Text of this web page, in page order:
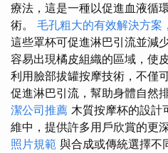
療法，這是一種以促進血液循
術。 毛孔粗大的有效解決方案
這些罩杯可促進淋巴引流並減
容易出現橘皮組織的區域，使
利用臉部拔罐按摩技術，不僅
促進淋巴引流，幫助身體自然
潔公司推薦 木質按摩杯的設計
維中，提供許多用戶欣賞的更
照片規範 與合成或傳統選擇不